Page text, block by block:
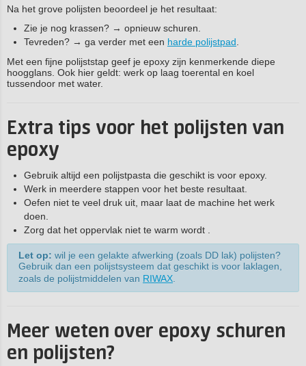
Na het grove polijsten beoordeel je het resultaat:
Zie je nog krassen? → opnieuw schuren.
Tevreden? → ga verder met een harde polijstpad.
Met een fijne polijststap geef je epoxy zijn kenmerkende diepe
hoogglans. Ook hier geldt: werk op laag toerental en koel
tussendoor met water.
Extra tips voor het polijsten van
epoxy
Gebruik altijd een polijstpasta die geschikt is voor epoxy.
Werk in meerdere stappen voor het beste resultaat.
Oefen niet te veel druk uit, maar laat de machine het werk
doen.
Zorg dat het oppervlak niet te warm wordt .
Let op: wil je een gelakte afwerking (zoals DD lak) polijsten?
Gebruik dan een polijstsysteem dat geschikt is voor laklagen,
zoals de polijstmiddelen van RIWAX.
Meer weten over epoxy schuren
en polijsten?